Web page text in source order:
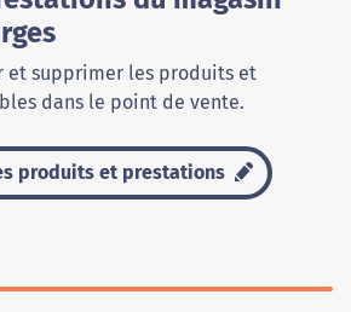
et supprimer les produits et
dans le point de vente.
produits et prestations